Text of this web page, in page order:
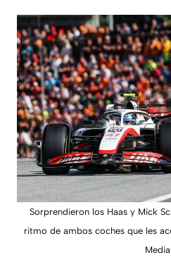
Sorprendieron los Haas y Mick
ritmo de ambos coches que les
Media